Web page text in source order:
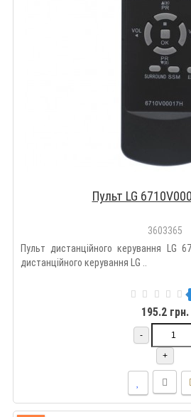
Пульт LG
3603365
Пульт дистанційного керування
дистанційного керування LG ..
195.2 грн.
-
+